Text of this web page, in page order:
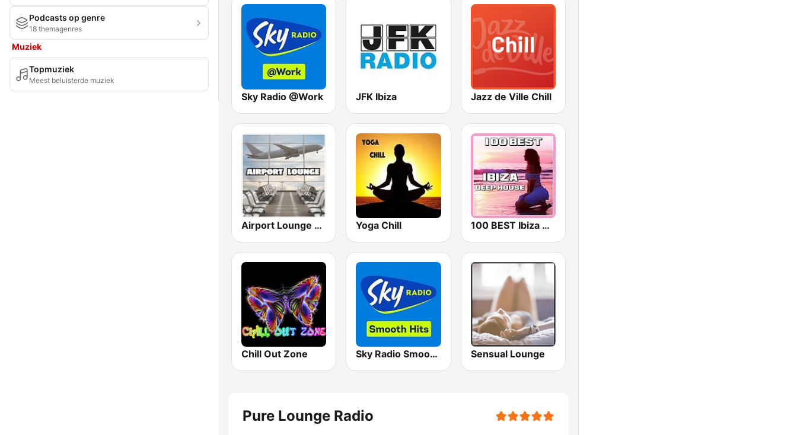
Podcasts op genre
18 themagenres
Muziek
Topmuziek
Meest beluisterde muziek
Sky Radio @Work JFK Ibiza Jazz de Ville Chill
Airport Lounge Radio Yoga Chill 100 BEST Ibiza Deep House
Chill Out Zone Sky Radio Smooth Hits Sensual Lounge
Pure Lounge Radio